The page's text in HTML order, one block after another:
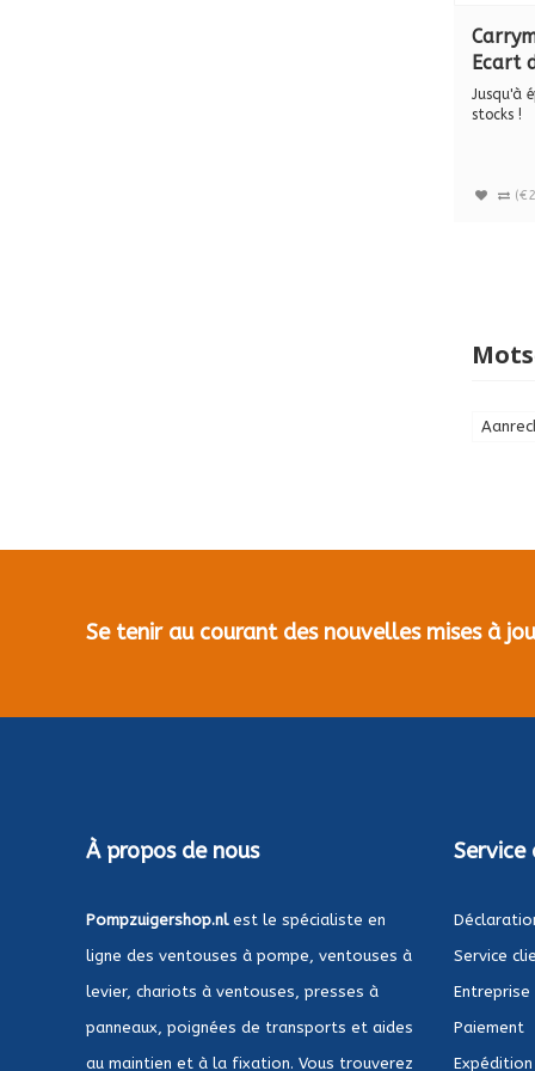
Ecart
mm
Jusqu'à
stocks !
Les
Se tenir au courant des nouvelles mises à
À propos de nous
Pompzuigershop.nlest le spécialiste en
ligne des ventouses à pompe, ventouses à
levier, chariots à ventouses, presses à
panneaux, poignées de transports et aides
au maintien et à la fixation. Vous trouverez
Service
Entreprise
Paiement